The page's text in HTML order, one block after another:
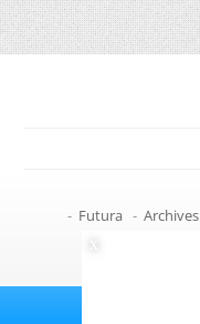
- Futura - Archives